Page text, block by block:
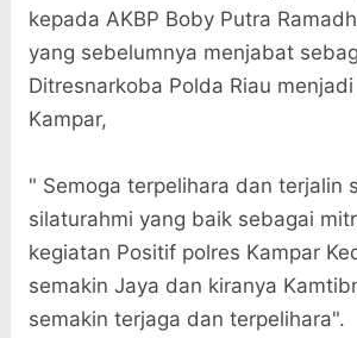
kepada AKBP Boby Putra
yang sebelumnya menjabat
Ditresnarkoba Polda Riau
Kampar,
" Semoga terpelihara dan terjalin
silaturahmi yang baik sebagai
kegiatan Positif polres Kampar
semakin Jaya dan kiranya
semakin terjaga dan terpelihara".